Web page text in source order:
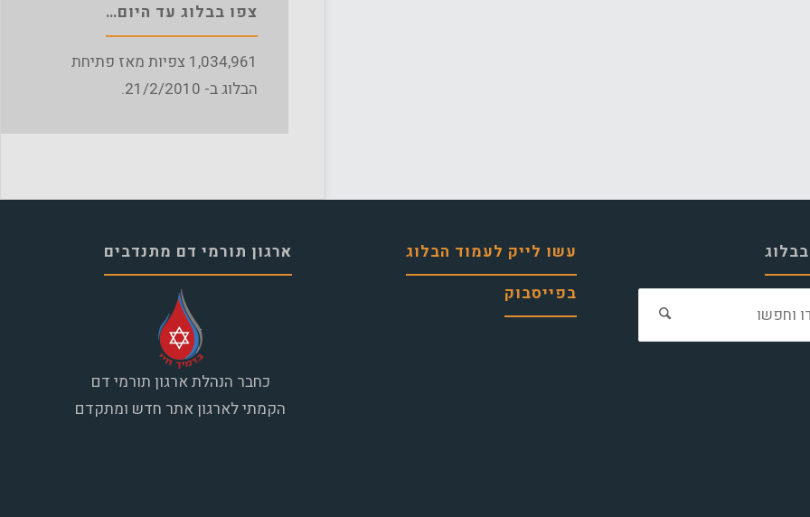
צפו בבלוג עד היום…
1,034,961 צפיות מאז פתיחת
הבלוג ב- 21/2/2010.
עשו לייק לעמוד הבלוג
בפייסבוק
ארגון תורמי דם מתנדבים
כחבר הנהלת ארגון תורמי דם
הקמתי לארגון אתר חדש ומתקדם